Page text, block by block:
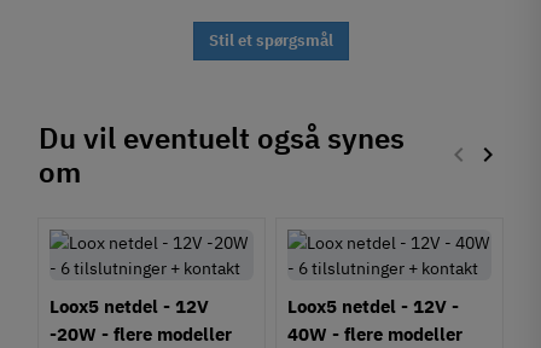
Stil et spørgsmål
Du vil eventuelt også synes
om
Forrige
keyboard_arrow_left Næste
keyboard_arrow_right
Loox5 netdel - 12V
-20W - flere modeller
Loox5 netdel - 12V -
40W - flere modeller